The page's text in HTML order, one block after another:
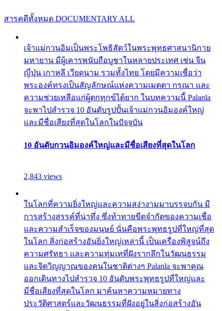
สารคดีทั้งหมด DOCUMENTARY ALL
เจ้าแม่กวนอิมเป็นพระโพธิสัตว์ในพระพุทธศาสนานิกาย
มหายาน มีผู้เคารพนับถือบูชาในหลายประเทศ เช่น จีน
ญี่ปุ่น เกาหลี เวียดนาม รวมทั้งไทย โดยมีความเชื่อว่า
พระองค์ทรงเป็นสัญลักษณ์แห่งความเมตตา กรุณา และ
ความช่วยเหลือแก่ผู้ตกทุกข์ได้ยาก ในบทความนี้ Palanla
จะพาไปสำรวจ 10 อันดับรูปปั้นเจ้าแม่กวนอิมองค์ใหญ่
และมีชื่อเสียงที่สุดในโลกในปัจจุบัน
10 อันดับกวนอิมองค์ใหญ่และมีชื่อเสียงที่สุดในโลก
2,843 views
ในโลกที่ความยิ่งใหญ่และความสง่างามมาบรรจบกัน มี
การสร้างสรรค์ที่น่าทึ่ง ซึ่งท้าทายขีดจำกัดของความเชื่อ
และความสำเร็จของมนุษย์ นั่นคือพระพุทธรูปที่ใหญ่ที่สุด
ในโลก สิ่งก่อสร้างอันยิ่งใหญ่เหล่านี้ เป็นเครื่องพิสูจน์ถึง
ความศรัทธา และความทุ่มเทที่ฝังรากลึกในวัฒนธรรม
และจิตวิญญาณของคนในชาติต่างๆ Palanla จะพาคุณ
ออกเดินทางไปสำรวจ 10 อันดับพระพุทธรูปที่ใหญ่และ
มีชื่อเสียงที่สุดในโลก มาค้นหาความหมายทาง
ประวัติศาสตร์และวัฒนธรรมที่ฝังอยู่ในสิ่งก่อสร้างอัน